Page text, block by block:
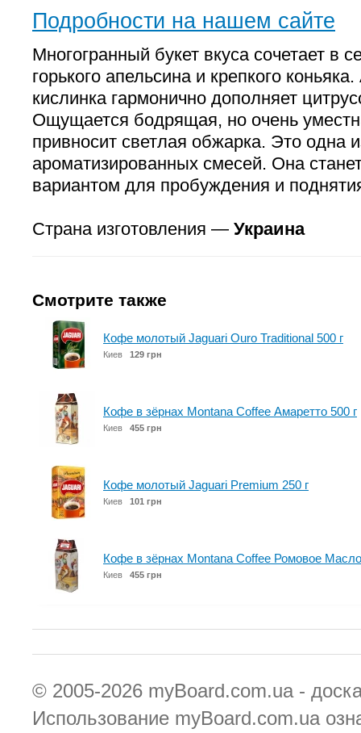
Подробности на нашем сайте
Многогранный букет вкуса сочетает в
горького апельсина и крепкого
кислинка гармонично дополняет
Ощущается бодрящая, но очень
привносит светлая обжарка. Это одна
ароматизированных смесей. Она
вариантом для пробуждения и
Страна изготовления — Украина
Смотрите также
Кофе молотый Jaguari Ouro Traditional 500 г
Киев 129 грн
Кофе в зёрнах Montana Coffee Амаретто 500 г
Киев 455 грн
Кофе молотый Jaguari Premium 250 г
Киев 101 грн
Кофе в зёрнах Montana Coffee Ромовое
Киев 455 грн
© 2005-2026 myBoard.com.ua -
Использование myBoard.com.ua